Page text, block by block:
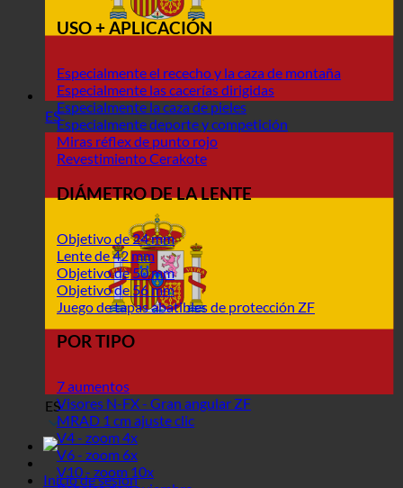
ES
ES
Inicio de sesión
USO + APLICACIÓN
Especialmente el rececho y la caza de montaña
Especialmente las cacerías dirigidas
Especialmente la caza de pieles
Especialmente deporte y competición
Miras réflex de punto rojo
Revestimiento Cerakote
DIÁMETRO DE LA LENTE
Objetivo de 24 mm
Lente de 42 mm
Objetivo de 50 mm
Objetivo de 56 mm
Juego de tapas abatibles de protección ZF
POR TIPO
7 aumentos
Visores N-FX - Gran angular ZF
MRAD 1 cm ajuste clic
V4 - zoom 4x
V6 - zoom 6x
V10 - zoom 10x